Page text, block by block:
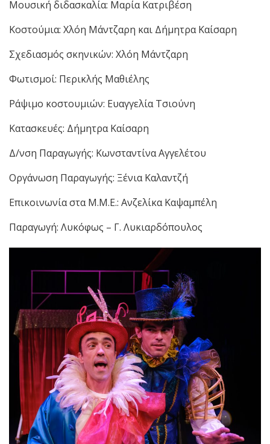
Μουσική διδασκαλία: Μαρία Κατριβέση
Κοστούμια: Χλόη Μάντζαρη και Δήμητρα Καίσαρη
Σχεδιασμός σκηνικών: Χλόη Μάντζαρη
Φωτισμοί: Περικλής Μαθιέλης
Ράψιμο κοστουμιών: Ευαγγελία Τσιούνη
Κατασκευές: Δήμητρα Καίσαρη
Δ/νση Παραγωγής: Κωνσταντίνα Αγγελέτου
Οργάνωση Παραγωγής: Ξένια Καλαντζή
Επικοινωνία στα Μ.Μ.Ε.: Ανζελίκα Καψαμπέλη
Παραγωγή: Λυκόφως – Γ. Λυκιαρδόπουλος